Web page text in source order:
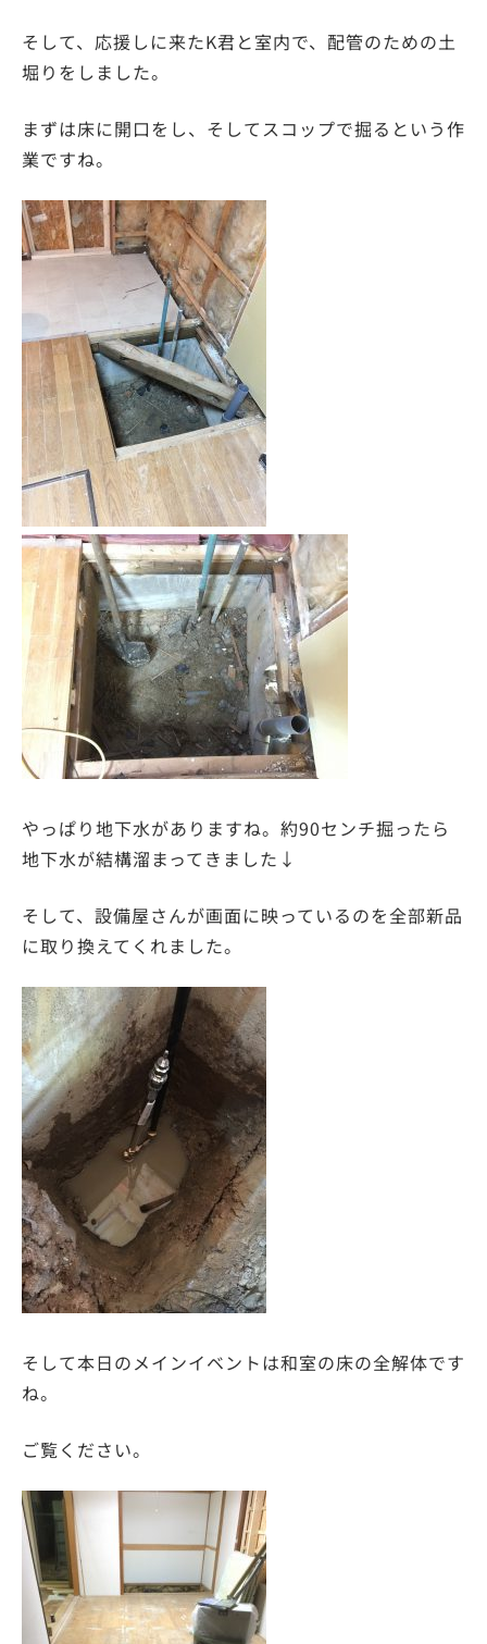
そして、応援しに来たK君と室内で、配管のための土
堀りをしました。
まずは床に開口をし、そしてスコップで掘るという作
業ですね。
やっぱり地下水がありますね。約90センチ掘ったら
地下水が結構溜まってきました↓
そして、設備屋さんが画面に映っているのを全部新品
に取り換えてくれました。
そして本日のメインイベントは和室の床の全解体です
ね。
ご覧ください。